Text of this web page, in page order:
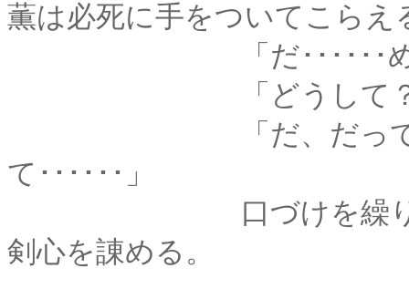
薫は必死に手をついてこらえ
「だ･･････め･･
「どうして？
「だ、だってまだ神
て･･････」
口づけを繰り返され
剣心を諌める。